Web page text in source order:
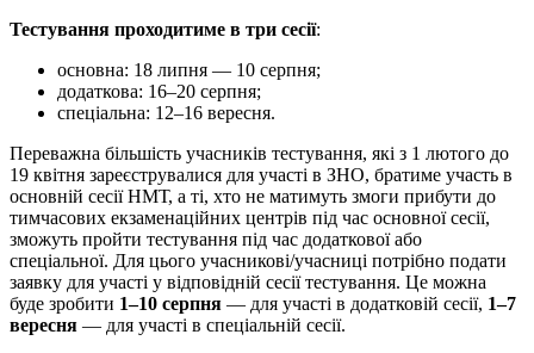
Тестування проходитиме в три сесії:
основна: 18 липня — 10 серпня;
додаткова: 16–20 серпня;
спеціальна: 12–16 вересня.
Переважна більшість учасників тестування, які з 1 лютого до
19 квітня зареєструвалися для участі в ЗНО, братиме участь в
основній сесії НМТ, а ті, хто не матимуть змоги прибути до
тимчасових екзаменаційних центрів під час основної сесії,
зможуть пройти тестування під час додаткової або
спеціальної. Для цього учасникові/учасниці потрібно подати
заявку для участі у відповідній сесії тестування. Це можна
буде зробити 1–10 серпня — для участі в додатковій сесії, 1–7
вересня — для участі в спеціальній сесії.